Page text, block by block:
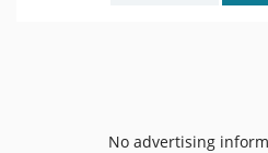
No advertising